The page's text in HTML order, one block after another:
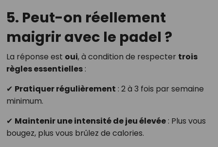
5. Peut-on réellement
maigrir avec le padel ?
La réponse est oui, à condition de respecter trois
règles essentielles:
✔ Pratiquer régulièrement : 2 à 3 fois par semaine
minimum.
✔ Maintenir une intensité de jeu élevée: Plus vous
bougez, plus vous brûlez de calories.